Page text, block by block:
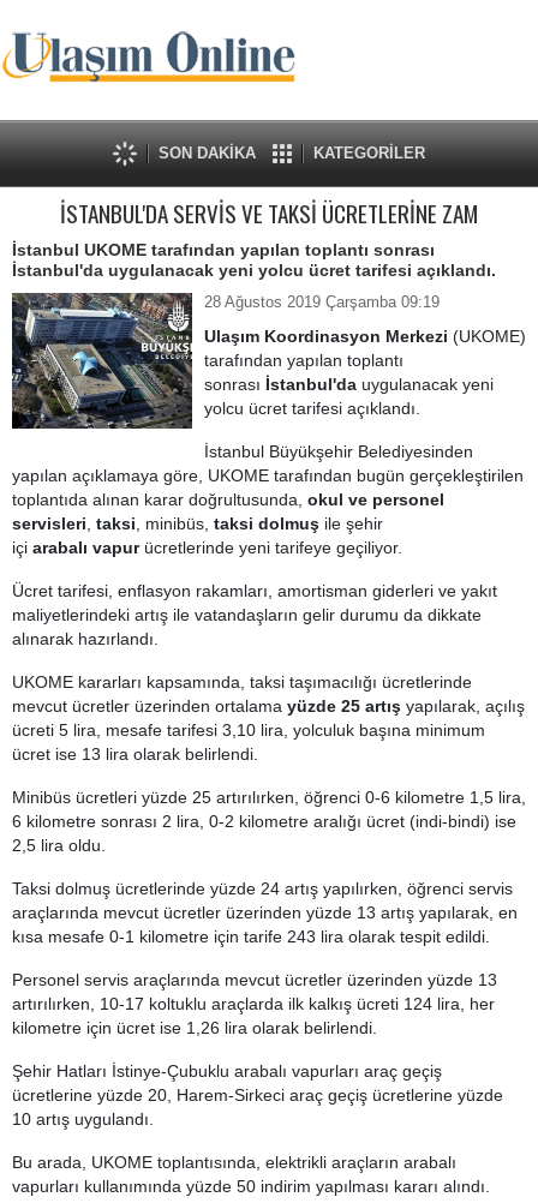
SON DAKİKA KATEGORİLER
İSTANBUL'DA SERVİS VE TAKSİ ÜCRETLERİNE ZAM
İstanbul UKOME tarafından yapılan toplantı sonrası
İstanbul'da uygulanacak yeni yolcu ücret tarifesi açıklandı.
28 Ağustos 2019 Çarşamba 09:19
Ulaşım Koordinasyon Merkezi (UKOME)
tarafından yapılan toplantı
sonrası İstanbul'da uygulanacak yeni
yolcu ücret tarifesi açıklandı.
İstanbul Büyükşehir Belediyesinden
yapılan açıklamaya göre, UKOME tarafından bugün gerçekleştirilen
toplantıda alınan karar doğrultusunda, okul ve personel
servisleri taksi , minibüs, taksi dolmuş ile şehir
içi arabalı vapur ücretlerinde yeni tarifeye geçiliyor.
Ücret tarifesi, enflasyon rakamları, amortisman giderleri ve yakıt
maliyetlerindeki artış ile vatandaşların gelir durumu da dikkate
alınarak hazırlandı.
UKOME kararları kapsamında, taksi taşımacılığı ücretlerinde
mevcut ücretler üzerinden ortalama yüzde 25 artış yapılarak, açılış
ücreti 5 lira, mesafe tarifesi 3,10 lira, yolculuk başına minimum
ücret ise 13 lira olarak belirlendi.
Minibüs ücretleri yüzde 25 artırılırken, öğrenci 0-6 kilometre 1,5 lira,
6 kilometre sonrası 2 lira, 0-2 kilometre aralığı ücret (indi-bindi) ise
2,5 lira oldu.
Taksi dolmuş ücretlerinde yüzde 24 artış yapılırken, öğrenci servis
araçlarında mevcut ücretler üzerinden yüzde 13 artış yapılarak, en
kısa mesafe 0-1 kilometre için tarife 243 lira olarak tespit edildi.
Personel servis araçlarında mevcut ücretler üzerinden yüzde 13
artırılırken, 10-17 koltuklu araçlarda ilk kalkış ücreti 124 lira, her
kilometre için ücret ise 1,26 lira olarak belirlendi.
Şehir Hatları İstinye-Çubuklu arabalı vapurları araç geçiş
ücretlerine yüzde 20, Harem-Sirkeci araç geçiş ücretlerine yüzde
10 artış uygulandı.
Bu arada, UKOME toplantısında, elektrikli araçların arabalı
vapurları kullanımında yüzde 50 indirim yapılması kararı alındı.